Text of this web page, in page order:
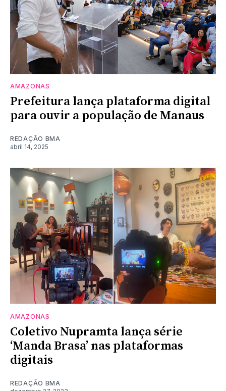
AMAZONAS
Prefeitura lança plataforma digital
para ouvir a população de Manaus
REDAÇÃO BMA
abril 14, 2025
AMAZONAS
Coletivo Nupramta lança série
‘Manda Brasa’ nas plataformas
digitais
REDAÇÃO BMA